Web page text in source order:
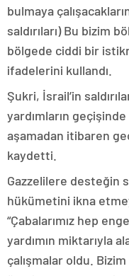
bulmaya
saldırıları) Bu bizim
bölgede ciddi bir
ifadelerini kullandı.
Şukri, İsrail’in
yardımların geçişinde
aşamadan itibaren
kaydetti.
Gazzelilere desteğin
hükümetini ikna
“Çabalarımız hep
yardımın miktarıyla
çalışmalar oldu.